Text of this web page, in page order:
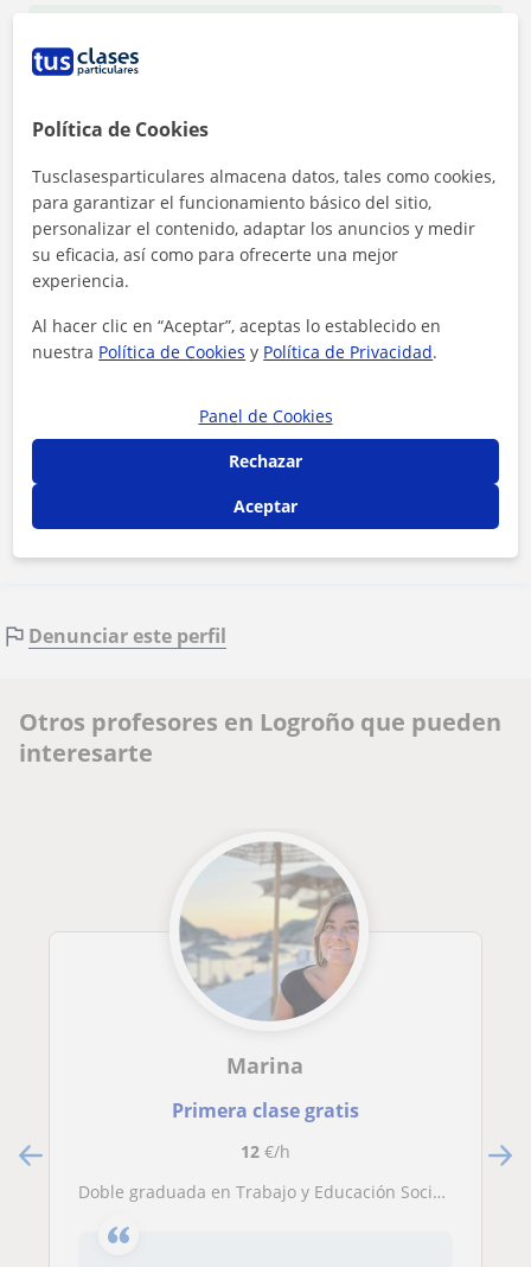
Al hacer clic, aceptas nuestroaviso legaly deprivacidad
Denunciar este perfil
Otros profesores en Logroño que pueden
interesarte
Marina
Primera clase gratis
12€/h
Doble graduada en Trabajo y Educación Social, en ejercicio para clases de apoyo y hábitos de estudio
Política de Cookies
Tusclasesparticulares almacena datos, tales como cookies,
para garantizar el funcionamiento básico del sitio,
personalizar el contenido, adaptar los anuncios y medir
su eficacia, así como para ofrecerte una mejor
experiencia.
Al hacer clic en “Aceptar”, aceptas lo establecido en
nuestra Política de Cookies y Política de Privacidad.
Panel de Cookies
Rechazar
Aceptar